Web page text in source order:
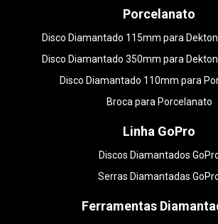
Porcelanato
Disco Diamantado 115mm para
Disco Diamantado 350mm para
Disco Diamantado 110mm para
Broca para Porcelanato
Linha GoPro
Discos Diamantados
Serras Diamantadas
Ferramentas